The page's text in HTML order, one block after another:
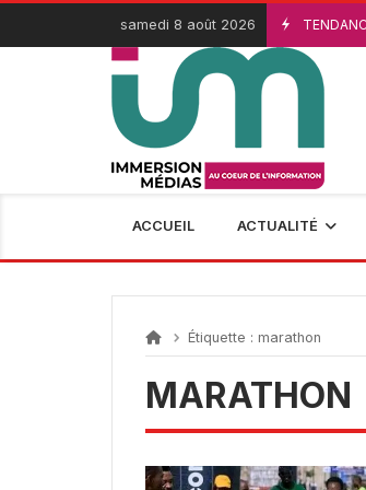
Passer
contenu
samedi 8 août 2026 3 Août
ACCUEIL ACTUALITÉ
Étiquette : marathon
MARATHON